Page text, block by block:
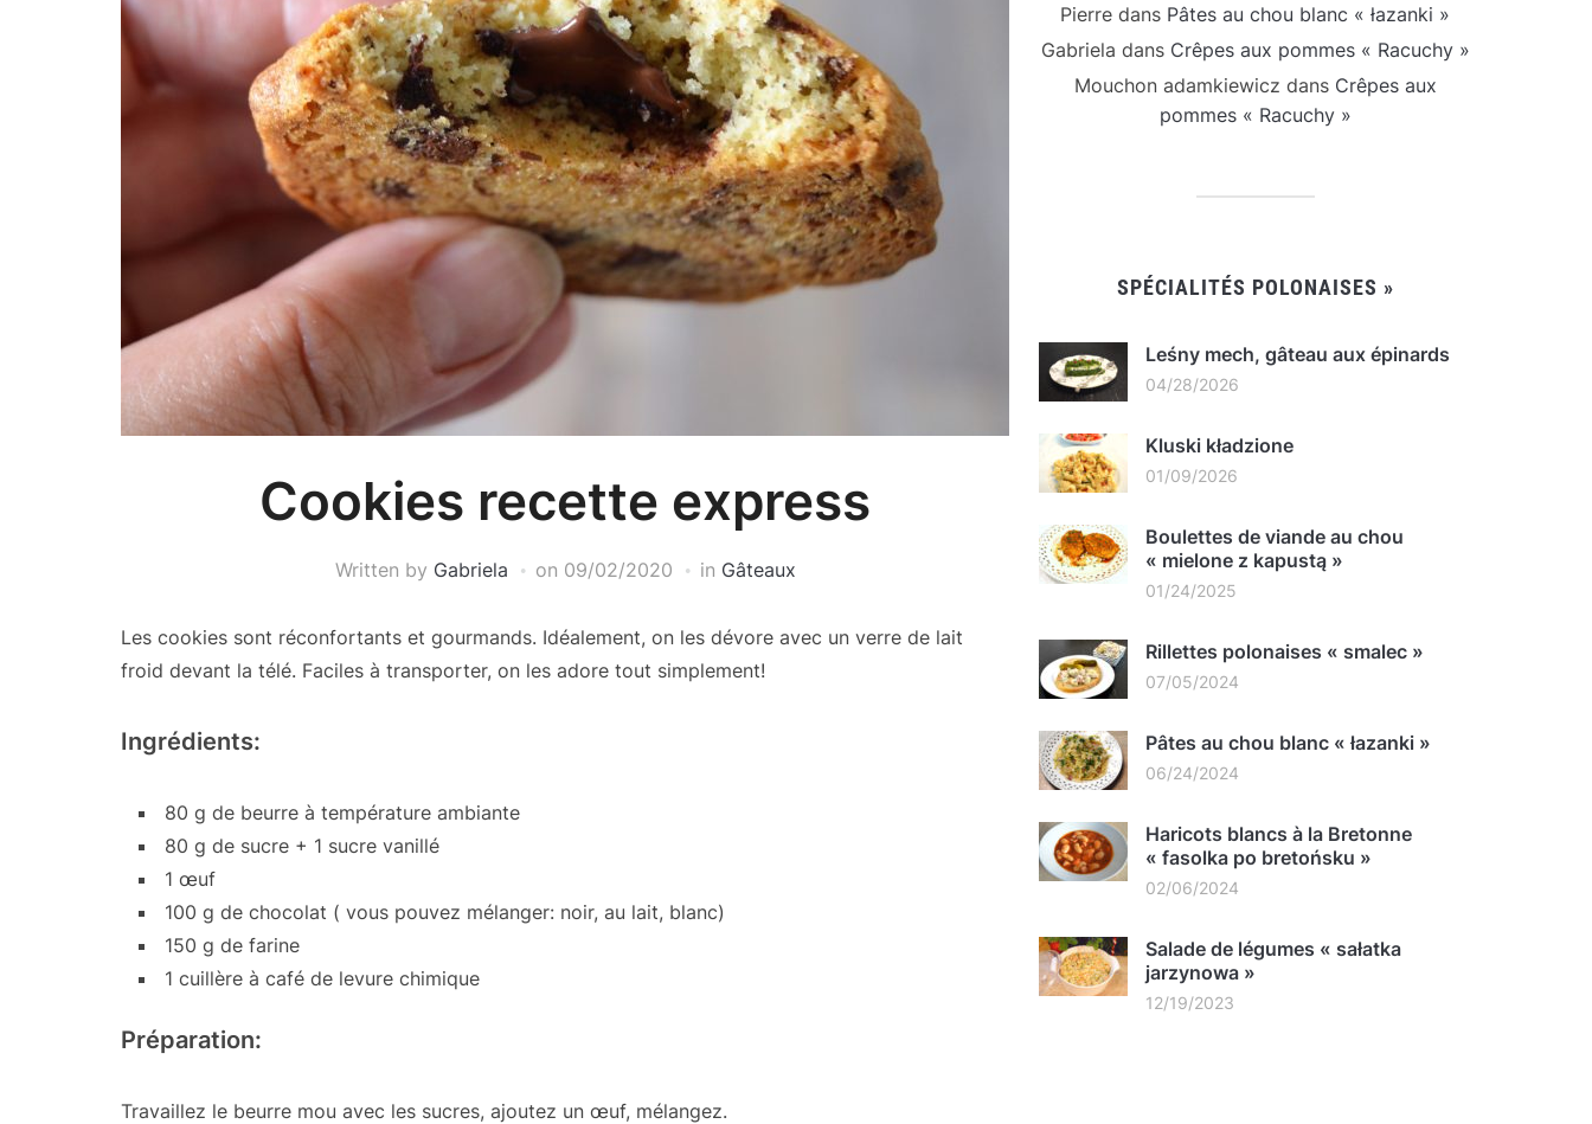
Cookies recette express
Written by Gabriela on 09/02/2020 in Gâteaux
Les cookies sont réconfortants et gourmands. Idéalement, on les dévore avec un verre de lait
froid devant la télé. Faciles à transporter, on les adore tout simplement!
Ingrédients:
80 g de beurre à température ambiante
80 g de sucre + 1 sucre vanillé
1 œuf
100 g de chocolat ( vous pouvez mélanger: noir, au lait, blanc)
150 g de farine
1 cuillère à café de levure chimique
Préparation:
Travaillez le beurre mou avec les sucres, ajoutez un œuf, mélangez.
Pierre dans Pâtes au chou blanc « łazanki »
Gabriela dans Crêpes aux pommes « Racuchy »
Mouchon adamkiewicz dans Crêpes aux
pommes « Racuchy »
SPÉCIALITÉS POLONAISES »
Leśny mech, gâteau aux épinards
04/28/2026
Kluski kładzione
01/09/2026
Boulettes de viande au chou
« mielone z kapustą »
01/24/2025
Rillettes polonaises « smalec »
07/05/2024
Pâtes au chou blanc « łazanki »
06/24/2024
Haricots blancs à la Bretonne
« fasolka po bretońsku »
02/06/2024
Salade de légumes « sałatka
jarzynowa »
12/19/2023